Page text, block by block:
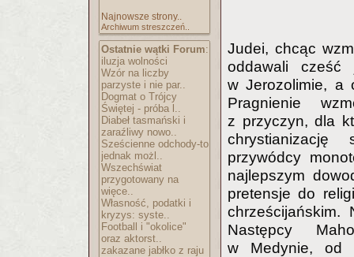
Najnowsze strony..
Archiwum streszczeń..
Ostatnie wątki Forum:
iluzja wolności
Wzór na liczby
parzyste i nie par..
Dogmat o Trójcy
Świętej - próba l..
Diabeł tasmański i
zaraźliwy nowo..
Sześcienne odchody-to
jednak możl..
Wszechświat
przygotowany na
więce..
Własność, podatki i
kryzys: syste..
Football i "okolice"
oraz aktorst..
zakazane jabłko z raju
Judei, chcąc
oddawali cześć
w Jerozolimie, a
Pragnienie
z przyczyn, dla
chrystianizację
przywódcy
najlepszym
pretensje do
chrześcijańskim.
Następcy
w Medynie, od